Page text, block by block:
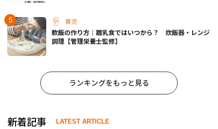
育児
軟飯の作り方｜離乳食ではいつから？ 炊飯器・レンジ
調理【管理栄養士監修】
ランキングをもっと見る
新着記事 LATEST ARTICLE